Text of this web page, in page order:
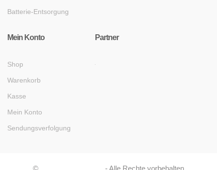
Batterie-Entsorgung
Mein Konto
Shop
Warenkorb
Kasse
Mein Konto
Sendungsverfolgung
Partner
© - Alle Rechte vorbehalten